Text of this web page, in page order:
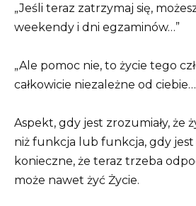
„Jeśli teraz zatrzymaj się,
weekendy i dni egzaminów…”
„Ale pomoc nie, to życie tego
całkowicie niezależne od
Aspekt, gdy jest zrozumiały, że
niż funkcja lub funkcja, gdy jest
konieczne, że teraz trzeba
może nawet żyć Życie.